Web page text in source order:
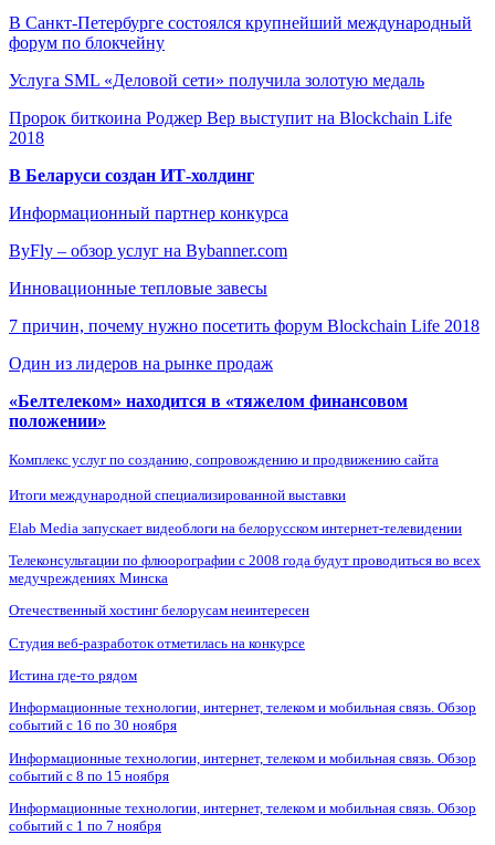
В Санкт-Петербурге состоялся крупнейший международный
форум по блокчейну
Услуга SML «Деловой сети» получила золотую медаль
Пророк биткоина Роджер Вер выступит на Blockchain Life
2018
В Беларуси создан ИТ-холдинг
Информационный партнер конкурса
ByFly – обзор услуг на Bybanner.com
Инновационные тепловые завесы
7 причин, почему нужно посетить форум Blockchain Life 2018
Один из лидеров на рынке продаж
«Белтелеком» находится в «тяжелом финансовом
положении»
Комплекс услуг по созданию, сопровождению и продвижению сайта
Итоги международной специализированной выставки
Elab Media запускает видеоблоги на белорусском интернет-телевидении
Телеконсультации по флюорографии с 2008 года будут проводиться во всех
медучреждениях Минска
Отечественный хостинг белорусам неинтересен
Студия веб-разработок отметилась на конкурсе
Истина где-то рядом
Информационные технологии, интернет, телеком и мобильная связь. Обзор
событий с 16 по 30 ноября
Информационные технологии, интернет, телеком и мобильная связь. Обзор
событий с 8 по 15 ноября
Информационные технологии, интернет, телеком и мобильная связь. Обзор
событий с 1 по 7 ноября